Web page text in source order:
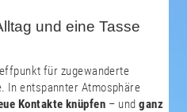
und eine Tasse
für zugewanderte
In entspannter Atmosphäre
Kontakte knüpfen – undganz